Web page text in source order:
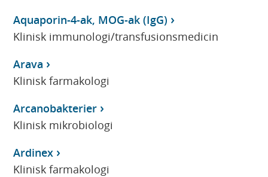
Aquaporin-4-ak, MOG-ak (IgG)
Klinisk immunologi/transfusionsmedicin
Arava
Klinisk farmakologi
Arcanobakterier
Klinisk mikrobiologi
Ardinex
Klinisk farmakologi